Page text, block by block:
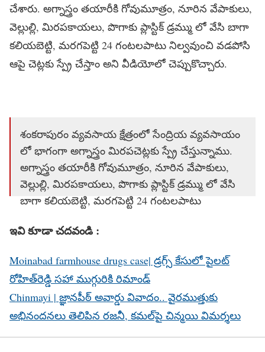
చేశారు. అగ్నాస్త్రం తయారీకి గోవుమూత్రం, నూరిన వేపాకులు,
వెల్లుల్లి, మిరపకాయలు, పొగాకు ప్లాస్టిక్ డ్రమ్ము లో వేసి బాగా
కలియబెట్టి, మరగపెట్టి 24 గంటలపాటు నిల్వవుంచి వడపోసి
ఆపై చెట్లకు స్ప్రే చేస్తాం అని వీడియోలో చెప్పుకొచ్చారు.
శంకరాపురం వ్యవసాయ క్షేత్రంలో సేంద్రియ వ్యవసాయం
లో భాగంగా అగ్నాస్త్రం మిరపచెట్లకు స్ప్రే చేస్తున్నాము.
అగ్నాస్త్రం తయారీకి గోవుమూత్రం, నూరిన వేపాకులు,
వెల్లుల్లి, మిరపకాయలు, పొగాకు ప్లాస్టిక్ డ్రమ్ము లో వేసి
బాగా కలియబెట్టి, మరగపెట్టి 24 గంటలపాటు
pic.twitter.com/RE4uT47fMY
— Vijayasai Reddy V (@VSReddy_MP)March 16,
2026
ఇవి కూడా చదవండి :
Moinabad farmhouse drugs case| డ్రగ్స్‌ కేసులో పైలట్‌
రోహిత్‌రెడ్డి సహా ముగ్గురికి రిమాండ్
Chinmayi | జ్ఞానపీఠ్ అవార్డు వివాదం.. వైరముత్తుకు
అభినందనలు తెలిపిన రజనీ, కమల్‌పై చిన్మయి విమర్శలు